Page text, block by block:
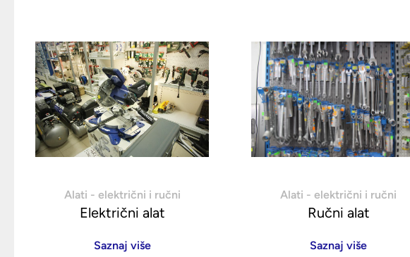
Alati - električni i ručni
Električni alat
Saznaj više
Alati - električni i ručni
Ručni alat
Saznaj više